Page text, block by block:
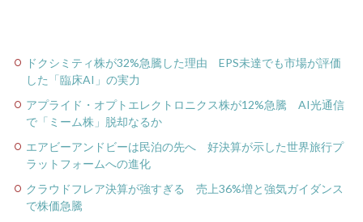
ドクシミティ株が32%急騰した理由 EPS未達でも市場が評価
した「臨床AI」の実力
アプライド・オプトエレクトロニクス株が12%急騰 AI光通信
で「ミーム株」脱却なるか
エアビーアンドビーは民泊の先へ 好決算が示した世界旅行プ
ラットフォームへの進化
クラウドフレア決算が強すぎる 売上36%増と強気ガイダンス
で株価急騰